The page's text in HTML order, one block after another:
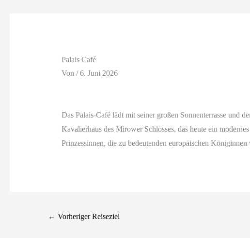
Palais Café
Von /6. Juni 2026
Das Palais-Café lädt mit seiner großen Sonnenterrasse und
Kavalierhaus des Mirower Schlosses, das heute ein
Prinzessinnen, die zu bedeutenden europäischen
← Vorheriger Reiseziel